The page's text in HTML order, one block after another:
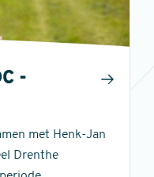
-
met Henk-Jan
Drenthe